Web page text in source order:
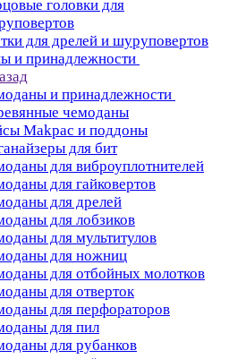
головки для
для дрелей и шуруповертов
и принадлежности
и принадлежности
чемоданы
Makpac и поддоны
для бит
для виброуплотнителей
для гайковертов
для дрелей
для лобзиков
для мультитулов
для ножниц
для отбойных молотков
для отверток
для перфораторов
для пил
для рубанков